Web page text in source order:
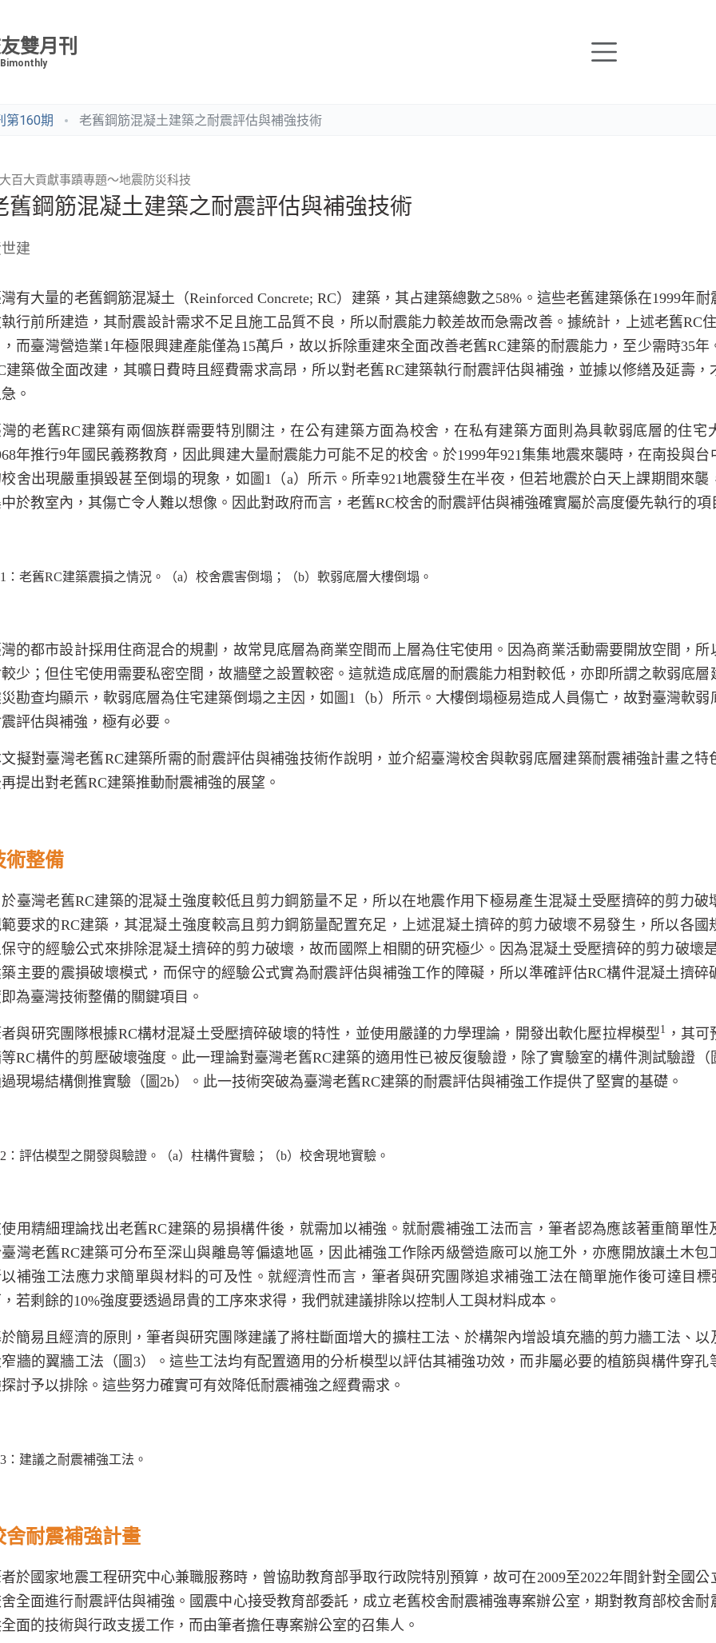
雙月刊
第160期 老舊鋼筋混凝土建築之耐震評估與補強技術
百大貢獻事蹟專題～地震防災科技
舊鋼筋混凝土建築之耐震評估與補強技術
建
有大量的老舊鋼筋混凝土（Reinforced Concrete; RC）建築，其占建築總數之58% 。這些老舊建築係在1999年耐
行前所建造，其耐震設計需求不足且施工品質不良，所以耐震能力較差故而急需改善。據統計，上述老舊RC
而臺灣營造業1年極限興建產能僅為15萬戶，故以拆除重建來全面改善老舊RC建築的耐震能力，至少需時35年
建築做全面改建，其曠日費時且經費需求高昂，所以對老舊RC建築執行耐震評估與補強，並據以修繕及延壽，
。
的老舊RC建築有兩個族群需要特別關注，在公有建築方面為校舍，在私有建築方面則為具軟弱底層的住宅
年推行9年國民義務教育，因此興建大量耐震能力可能不足的校舍。於1999年921集集地震來襲時，在南投與台
舍出現嚴重損毀甚至倒塌的現象，如圖 1 （a）所示。所幸921地震發生在半夜，但若地震於白天上課期間來襲
於教室內，其傷亡令人難以想像。因此對政府而言，老舊RC校舍的耐震評估與補強確實屬於高度優先執行的項
1 ：老舊RC建築震損之情況。（a）校舍震害倒塌；（b）軟弱底層大樓倒塌。
的都市設計採用住商混合的規劃，故常見底層為商業空間而上層為住宅使用。因為商業活動需要開放空間，所
少；但住宅使用需要私密空間，故牆壁之設置較密。這就造成底層的耐震能力相對較低，亦即所謂之軟弱底層
勘查均顯示，軟弱底層為住宅建築倒塌之主因，如圖 1 （b）所示。大樓倒塌極易造成人員傷亡，故對臺灣軟弱
評估與補強，極有必要。
擬對臺灣老舊RC建築所需的耐震評估與補強技術作說明，並介紹臺灣校舍與軟弱底層建築耐震補強計畫之特
提出對老舊RC建築推動耐震補強的展望。
術整備
臺灣老舊RC建築的混凝土強度較低且剪力鋼筋量不足，所以在地震作用下極易產生混凝土受壓擠碎的剪力破
要求的RC建築，其混凝土強度較高且剪力鋼筋量配置充足，上述混凝土擠碎的剪力破壞不易發生，所以各國
守的經驗公式來排除混凝土擠碎的剪力破壞，故而國際上相關的研究極少。因為混凝土受壓擠碎的剪力破壞
主要的震損破壞模式，而保守的經驗公式實為耐震評估與補強工作的障礙，所以準確評估RC構件混凝土擠碎
為臺灣技術整備的關鍵項目。
與研究團隊根據RC構材混凝土受壓擠碎破壞的特性，並使用嚴謹的力學理論，開發出軟化壓拉桿模型 1
，其
RC構件的剪壓破壞強度。此一理論對臺灣老舊RC建築的適用性已被反復驗證，除了實驗室的構件測試驗證（
現場結構側推實驗（圖 2b）。此一技術突破為臺灣老舊RC建築的耐震評估與補強工作提供了堅實的基礎。
2 ：評估模型之開發與驗證。（a）柱構件實驗；（b）校舍現地實驗。
用精細理論找出老舊RC建築的易損構件後，就需加以補強。就耐震補強工法而言，筆者認為應該著重簡單性
灣老舊RC建築可分布至深山與離島等偏遠地區，因此補強工作除丙級營造廠可以施工外，亦應開放讓土木包
補強工法應力求簡單與材料的可及性。就經濟性而言，筆者與研究團隊追求補強工法在簡單施作後可達目標
若剩餘的10%強度要透過昂貴的工序來求得，我們就建議排除以控制人工與材料成本。
簡易且經濟的原則，筆者與研究團隊建議了將柱斷面增大的擴柱工法、於構架內增設填充牆的剪力牆工法、以
牆的翼牆工法（圖 3）。這些工法均有配置適用的分析模型以評估其補強功效，而非屬必要的植筋與構件穿孔
討予以排除。這些努力確實可有效降低耐震補強之經費需求。
3 ：建議之耐震補強工法。
舍耐震補強計畫
於國家地震工程研究中心兼職服務時，曾協助教育部爭取行政院特別預算，故可在2009至2022年間針對全國公
全面進行耐震評估與補強。國震中心接受教育部委託，成立老舊校舍耐震補強專案辦公室，期對教育部校舍耐
面的技術與行政支援工作，而由筆者擔任專案辦公室的召集人。